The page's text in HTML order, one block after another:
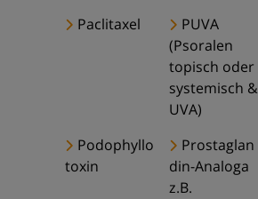
Paclitaxel
PUVA
(Psoralen
topisch oder
systemisch &
UVA)
Podophyllo
toxin
Prostaglan
din-Analoga
z.B.